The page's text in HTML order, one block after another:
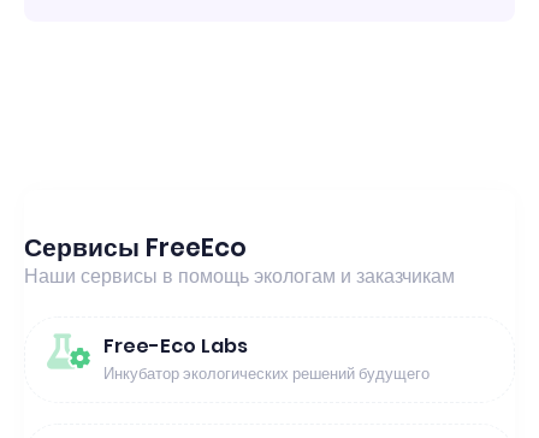
Сервисы FreeEco
Наши сервисы в помощь экологам и заказчикам
Free-Eco Labs
Инкубатор экологических решений будущего